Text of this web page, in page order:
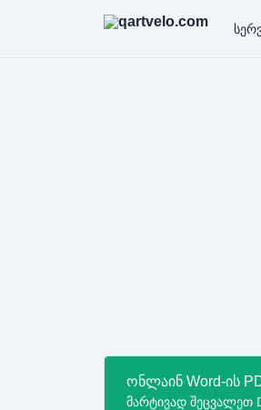
ონლაინ Word-ის
მარტივად შეცვალეთ